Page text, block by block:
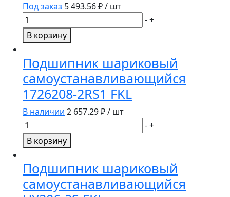
Под заказ 5 493.56₽ / шт
Количество
товара
Подшипник
самоустанавливающийся
LE211-
2F
FKL
-+
В корзину
Подшипник шариковый
самоустанавливающийся
1726208-2RS1 FKL
В наличии 2 657.29₽ / шт
Количество
товара
Подшипник
самоустанавливающийся
1726208-
-+
В корзину
Подшипник шариковый
самоустанавливающийся